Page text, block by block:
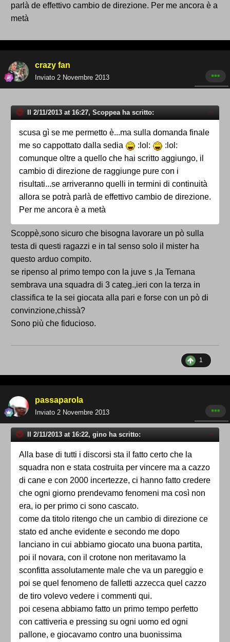
parlà de effettivo cambio de direzione. Per me ancora è a
metà
crazy fan
Inviato 2 Novembre 2013
Il 2/11/2013 at 16:27, Scoppea ha scritto:
scusa gì se me permetto è...ma sulla domanda finale
me so cappottato dalla sedia
:lol:
:lol:
comunque oltre a quello che hai scritto aggiungo, il
cambio di direzione de raggiunge pure con i
risultati...se arriveranno quelli in termini di continuità
allora se potrà parlà de effettivo cambio de direzione.
Per me ancora è a metà
Scoppè,sono sicuro che bisogna lavorare un pò sulla
testa di questi ragazzi e in tal senso solo il mister ha
questo arduo compito.
se ripenso al primo tempo con la juve s ,la Ternana
sembrava una squadra di 3 categ.,ieri con la terza in
classifica te la sei giocata alla pari e forse con un pò di
convinzione,chissà?
Sono più che fiducioso.
1
passaparola
Inviato 2 Novembre 2013
Il 2/11/2013 at 16:22, gino ha scritto:
Alla base di tutti i discorsi sta il fatto certo che la
squadra non e stata costruita per vincere ma a cazzo
di cane e con 2000 incertezze, ci hanno fatto credere
che ogni giorno prendevamo fenomeni ma così non
era, io per primo ci sono cascato.
come da titolo ritengo che un cambio di direzione ce
stato ed anche evidente e secondo me dopo
lanciano in cui abbiamo giocato una buona partita,
poi il novara, con il crotone non meritavamo la
sconfitta assolutamente male che va un pareggio e
poi se quel fenomeno de falletti azzecca quel cazzo
de tiro volevo vedere i commenti qui.
poi cesena abbiamo fatto un primo tempo perfetto
con cattiveria e pressing su ogni uomo ed ogni
pallone, e giocavamo contro una buonissima